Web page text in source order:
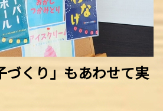
づくり」もあわせて実